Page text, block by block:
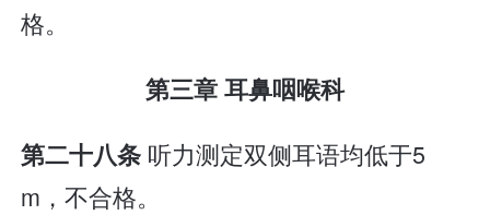
格。
第三章 耳鼻咽喉科
第二十八条 听力测定双侧耳语均低于5
m，不合格。